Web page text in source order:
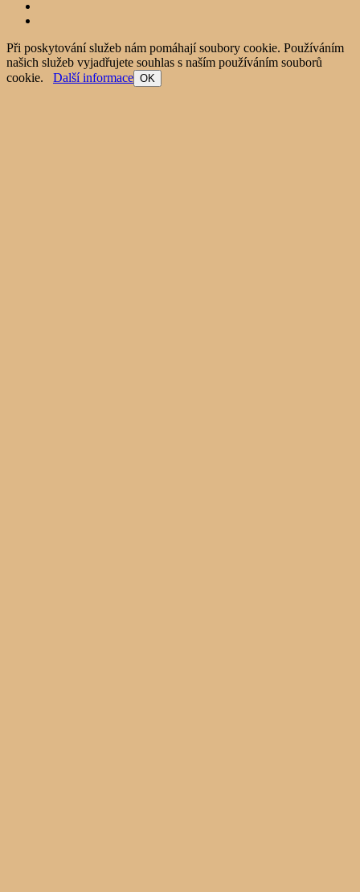
Při poskytování služeb nám pomáhají soubory cookie. Používáním
našich služeb vyjadřujete souhlas s naším používáním souborů
cookie. Další informace